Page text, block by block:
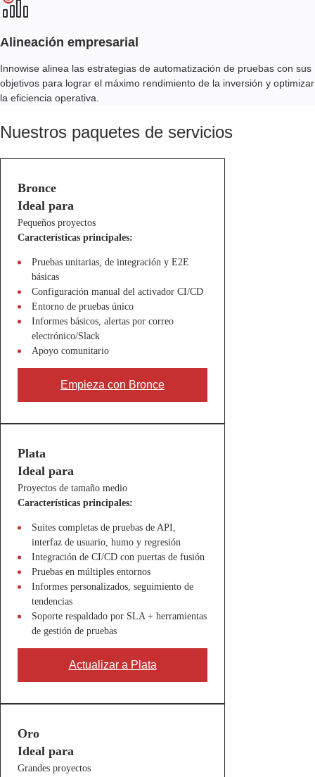
Alineación empresarial
Innowise alinea las estrategias de automatización de pruebas con sus
objetivos para lograr el máximo rendimiento de la inversión y optimizar
la eficiencia operativa.
Nuestros paquetes de servicios
Bronce
Ideal para
Pequeños proyectos
Características principales:
Pruebas unitarias, de integración y E2E
básicas
Configuración manual del activador CI/CD
Entorno de pruebas único
Informes básicos, alertas por correo
electrónico/Slack
Apoyo comunitario
Empieza con Bronce
Plata
Ideal para
Proyectos de tamaño medio
Características principales:
Suites completas de pruebas de API,
interfaz de usuario, humo y regresión
Integración de CI/CD con puertas de fusión
Pruebas en múltiples entornos
Informes personalizados, seguimiento de
tendencias
Soporte respaldado por SLA + herramientas
de gestión de pruebas
Actualizar a Plata
Oro
Ideal para
Grandes proyectos